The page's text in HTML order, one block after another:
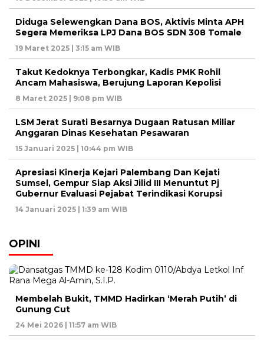
Diduga Selewengkan Dana BOS, Aktivis Minta APH
Segera Memeriksa LPJ Dana BOS SDN 308 Tomale
19 Maret 2025 | 3:15 am WIB
Takut Kedoknya Terbongkar, Kadis PMK Rohil
Ancam Mahasiswa, Berujung Laporan Kepolisi
8 Maret 2025 | 9:08 pm WIB
LSM Jerat Surati Besarnya Dugaan Ratusan Miliar
Anggaran Dinas Kesehatan Pesawaran
15 Januari 2025 | 10:44 pm WIB
Apresiasi Kinerja Kejari Palembang Dan Kejati
Sumsel, Gempur Siap Aksi Jilid III Menuntut Pj
Gubernur Evaluasi Pejabat Terindikasi Korupsi
14 Januari 2025 | 1:39 am WIB
OPINI
Membelah Bukit, TMMD Hadirkan ‘Merah Putih’ di
Gunung Cut
24 Mei 2026 | 11:57 am WIB